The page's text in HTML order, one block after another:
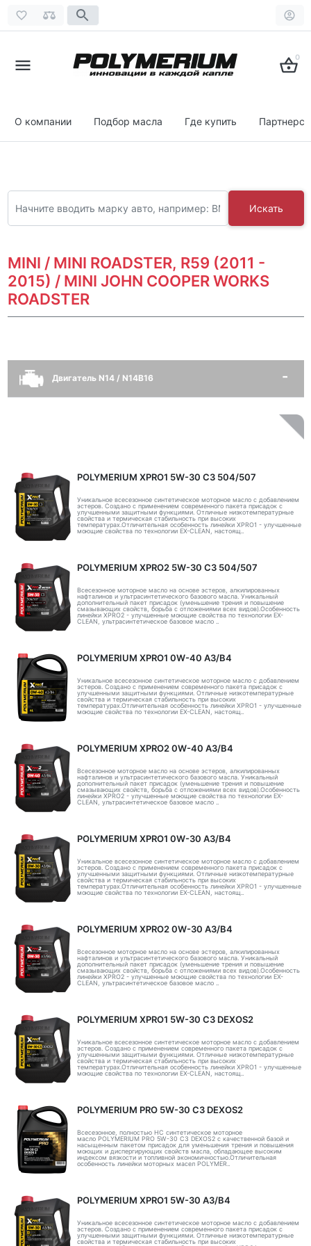
0
О компании Подбор масла Где купить
Искать
MINI / MINI ROADSTER, R59 (2011 -
2015) / MINI JOHN COOPER WORKS
ROADSTER
Двигатель N14 / N14B16
POLYMERIUM XPRO1 5W-30 C3 504/507
Уникальное всесезонное синтетическое моторное масло с добавлением
эстеров. Создано с применением современного пакета присадок с
улучшенными защитными функциями. Отличные низкотемпературные
свойства и термическая стабильность при высоких
температурах.Отличительная особенность линейки XPRO1 - улучшенные
моющие свойства по технологии EX-CLEAN, настоящ..
POLYMERIUM XPRO2 5W-30 C3 504/507
Всесезонное моторное масло на основе эстеров, алкилированных
нафталинов и ультрасинтетического базового масла. Уникальный
дополнительный пакет присадок (уменьшение трения и повышение
смазывающих свойств, борьба с отложениями всех видов).Особенность
линейки XPRO2 - улучшенные моющие свойства по технологии EX-
CLEAN, ультрасинтетическое базовое масло ..
POLYMERIUM XPRO1 0W-40 A3/B4
Уникальное всесезонное синтетическое моторное масло с добавлением
эстеров. Создано с применением современного пакета присадок с
улучшенными защитными функциями. Отличные низкотемпературные
свойства и термическая стабильность при высоких
температурах.Отличительная особенность линейки XPRO1 - улучшенные
моющие свойства по технологии EX-CLEAN, настоящ..
POLYMERIUM XPRO2 0W-40 A3/B4
Всесезонное моторное масло на основе эстеров, алкилированных
нафталинов и ультрасинтетического базового масла. Уникальный
дополнительный пакет присадок (уменьшение трения и повышение
смазывающих свойств, борьба с отложениями всех видов).Особенность
линейки XPRO2 - улучшенные моющие свойства по технологии EX-
CLEAN, ультрасинтетическое базовое масло ..
POLYMERIUM XPRO1 0W-30 A3/B4
Уникальное всесезонное синтетическое моторное масло с добавлением
эстеров. Создано с применением современного пакета присадок с
улучшенными защитными функциями. Отличные низкотемпературные
свойства и термическая стабильность при высоких
температурах.Отличительная особенность линейки XPRO1 - улучшенные
моющие свойства по технологии EX-CLEAN, настоящ..
POLYMERIUM XPRO2 0W-30 A3/B4
Всесезонное моторное масло на основе эстеров, алкилированных
нафталинов и ультрасинтетического базового масла. Уникальный
дополнительный пакет присадок (уменьшение трения и повышение
смазывающих свойств, борьба с отложениями всех видов).Особенность
линейки XPRO2 - улучшенные моющие свойства по технологии EX-
CLEAN, ультрасинтетическое базовое масло ..
POLYMERIUM XPRO1 5W-30 C3 DEXOS2
Уникальное всесезонное синтетическое моторное масло с добавлением
эстеров. Создано с применением современного пакета присадок с
улучшенными защитными функциями. Отличные низкотемпературные
свойства и термическая стабильность при высоких
температурах.Отличительная особенность линейки XPRO1 - улучшенные
моющие свойства по технологии EX-CLEAN, настоящ..
POLYMERIUM PRO 5W-30 C3 DEXOS2
Всесезонное, полностью HC синтетическое моторное
масло POLYMERIUM PRO 5W-30 C3 DEXOS2 с качественной базой и
насыщенным пакетом присадок для уменьшения трения и повышения
моющих и диспергирующих свойств масла, обладающее высоким
индексом вязкости и топливной экономичностью.Отличительная
особенность линейки моторных масел POLYMER..
POLYMERIUM XPRO1 5W-30 A3/B4
Уникальное всесезонное синтетическое моторное масло с добавлением
эстеров. Создано с применением современного пакета присадок с
улучшенными защитными функциями. Отличные низкотемпературные
свойства и термическая стабильность при высоких